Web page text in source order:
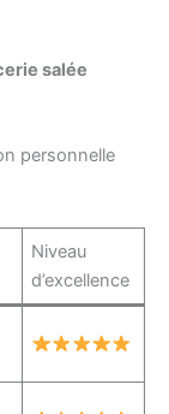
salée
personnelle
Niveau
d’excellence